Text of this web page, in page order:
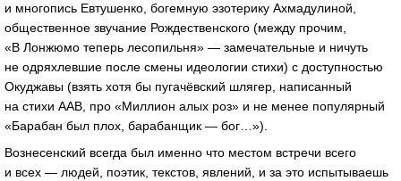
и многопись Евтушенко, богемную эзотерику Ахмадулиной,
общественное звучание Рождественского (между прочим,
«В Лонжюмо теперь лесопильня» — замечательные и ничуть
не одряхлевшие после смены идеологии стихи) с доступностью
Окуджавы (взять хотя бы пугачёвский шлягер, написанный
на стихи ААВ, про «Миллион алых роз» и не менее популярный
«Барабан был плох, барабанщик — бог…»).
Вознесенский всегда был именно что местом встречи всего
и всех — людей, поэтик, текстов, явлений, и за это испытываешь